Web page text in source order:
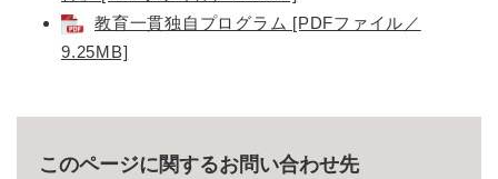
教育一貫独自プログラム [PDFファイル／
9.25MB]
このページに関するお問い合わせ先